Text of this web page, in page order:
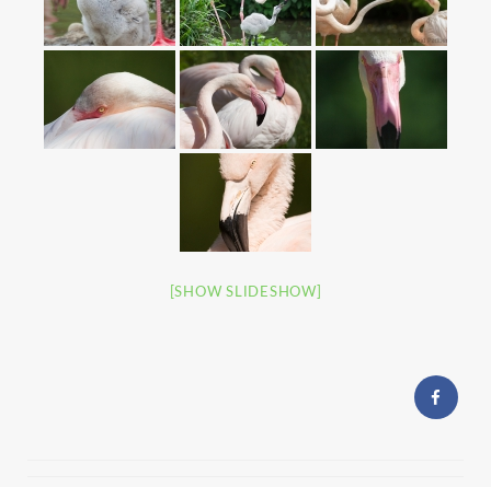
[SHOW SLIDESHOW]